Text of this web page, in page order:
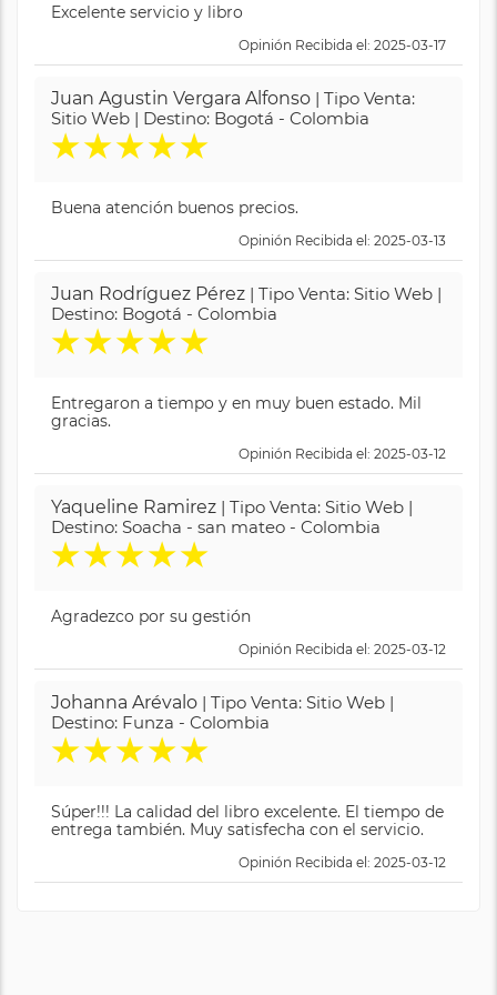
Excelente servicio y libro
Opinión Recibida el: 2025-03-17
Juan Agustin Vergara Alfonso | Tipo Venta:
Sitio Web | Destino: Bogotá - Colombia
★★★★★
Buena atención buenos precios.
Opinión Recibida el: 2025-03-13
Juan Rodríguez Pérez | Tipo Venta: Sitio Web |
Destino: Bogotá - Colombia
★★★★★
Entregaron a tiempo y en muy buen estado. Mil
gracias.
Opinión Recibida el: 2025-03-12
Yaqueline Ramirez | Tipo Venta: Sitio Web |
Destino: Soacha - san mateo - Colombia
★★★★★
Agradezco por su gestión
Opinión Recibida el: 2025-03-12
Johanna Arévalo | Tipo Venta: Sitio Web |
Destino: Funza - Colombia
★★★★★
Súper!!! La calidad del libro excelente. El tiempo de
entrega también. Muy satisfecha con el servicio.
Opinión Recibida el: 2025-03-12